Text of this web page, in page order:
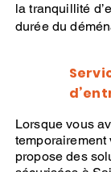
la tranquillité
durée du
Lorsque vous
temporairement
propose des